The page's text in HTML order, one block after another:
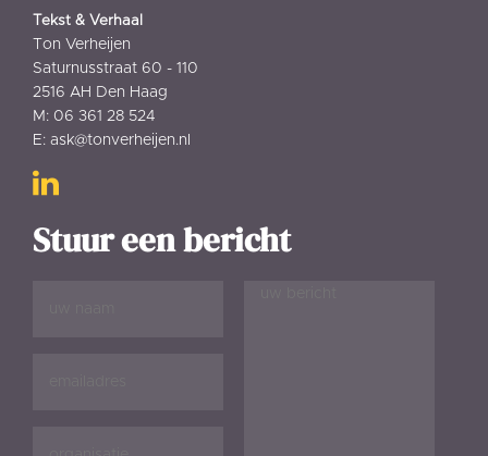
Tekst & Verhaal
Ton Verheijen
Saturnusstraat 60 - 110
2516 AH Den Haag
M: 06 361 28 524
E: ask@tonverheijen.nl
Stuur een bericht